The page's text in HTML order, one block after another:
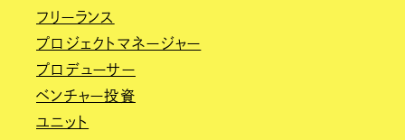
フリーランス
プロジェクトマネージャー
プロデューサー
ベンチャー投資
ユニット